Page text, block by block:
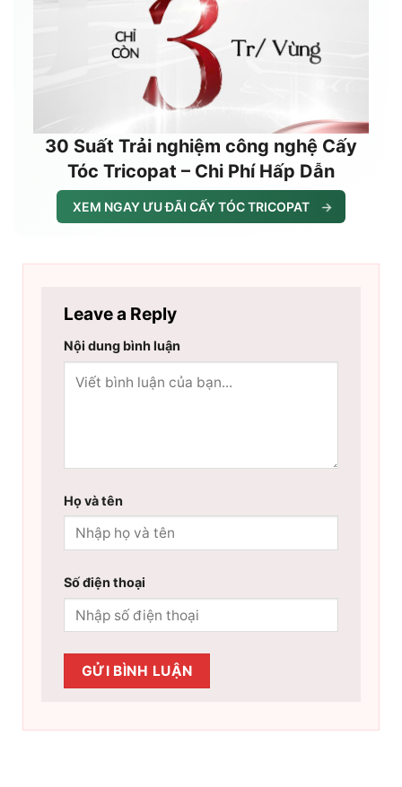
30 Suất Trải nghiệm công nghệ Cấy
Tóc Tricopat – Chi Phí Hấp Dẫn
XEM NGAY ƯU ĐÃI CẤY TÓC TRICOPAT →
Leave a Reply
Nội dung bình luận
Họ và tên
Số điện thoại